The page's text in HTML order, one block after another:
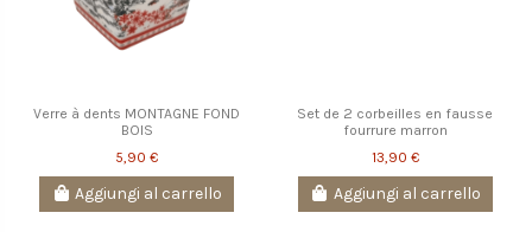
Verre à dents MONTAGNE FOND
BOIS
5,90 €
Aggiungi al carrello
Set de 2 corbeilles en fausse
fourrure marron
13,90 €
Aggiungi al carrello